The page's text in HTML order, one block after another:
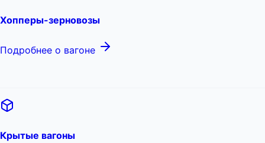
Хопперы-зерновозы
Подробнее о вагоне
Крытые вагоны